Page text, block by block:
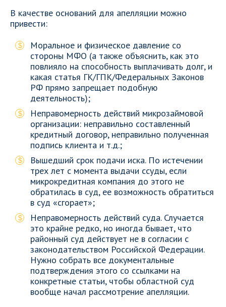
В качестве оснований для апелляции можно
привести:
Моральное и физическое давление со
стороны МФО (а также объяснить, как это
повлияло на способность выплачивать долг, и
какая статья ГК/ГПК/Федеральных Законов
РФ прямо запрещает подобную
деятельность);
Неправомерность действий микрозаймовой
организации: неправильно составленный
кредитный договор, неправильно полученная
подпись клиента и т.д.;
Вышедший срок подачи иска. По истечении
трех лет с момента выдачи ссуды, если
микрокредитная компания до этого не
обратилась в суд, ее возможность обратиться
в суд «сгорает»;
Неправомерность действий суда. Случается
это крайне редко, но иногда бывает, что
районный суд действует не в согласии с
законодательством Российской Федерации.
Нужно собрать все документальные
подтверждения этого со ссылками на
конкретные статьи, чтобы областной суд
вообще начал рассмотрение апелляции.